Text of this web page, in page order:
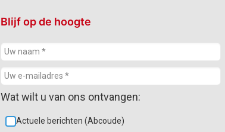
Blijf op de hoogte
Wat wilt u van ons ontvangen:
Actuele berichten (Abcoude)